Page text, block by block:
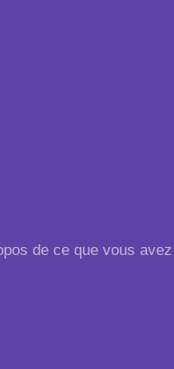
de ce que vous